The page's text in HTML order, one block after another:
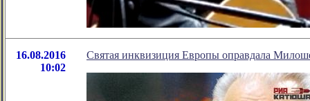
16.08.2016
10:02
Святая инквизиция Европы оправдала